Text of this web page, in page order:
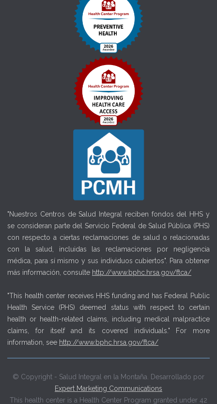
"Nuestros Centros de Salud Integral reciben fondos del HHS y
se consideran parte del Servicio Federal de Salud Pública (PHS)
con respecto a ciertas reclamaciones de salud o relacionadas
con la salud, incluidas las reclamaciones por negligencia
médica, para sí mismo y sus individuos cubiertos". Para obtener
más información, consulte http://www.bphc.hrsa.gov/ftca/
"This health center receives HHS funding and has Federal Public
Health Service (PHS) deemed status with respect to certain
health or health-related claims, including medical malpractice
claims, for itself and its covered individuals." For more
information, see http://www.bphc.hrsa.gov/ftca/
© Copyright - Salud Integral en la Montaña. Desarrollado por
Expert Marketing Communications
This health center is a Health Center Program granted under 42